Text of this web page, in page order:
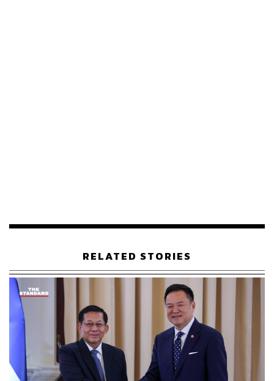
59
ABOUT THE AUTHOR
THE STANDARD TEAM
กองบรรณาธิการ THE STANDARD
RELATED STORIES